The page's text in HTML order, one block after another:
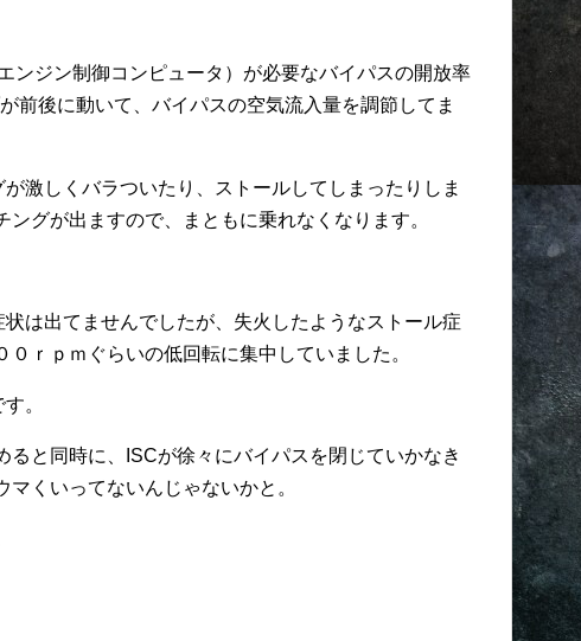
ンジン制御コンピュータ）が必要なバイパスの開放率
前後に動いて、バイパスの空気流入量を調節してま
激しくバラついたり、ストールしてしまったりしま
グが出ますので、まともに乗れなくなります。
は出てませんでしたが、失火したようなストール症
ｒｐｍぐらいの低回転に集中していました。
。
と同時に、ISCが徐々にバイパスを閉じていかなき
くいってないんじゃないかと。